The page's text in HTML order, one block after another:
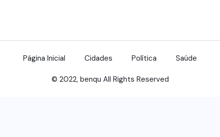
Página Inicial Cidades Política Saúde
© 2022, benqu All Rights Reserved